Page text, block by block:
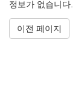
정보가 없습니다.
이전 페이지